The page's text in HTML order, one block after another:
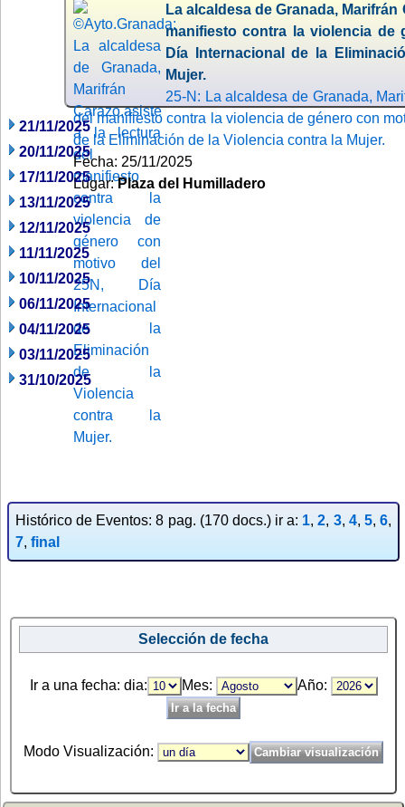
La alcaldesa de Granada,
manifiesto contra la violencia de
Día Internacional de la
Mujer.
25-N: La alcaldesa de Granada,
del manifiesto contra la violencia de género con
de la Eliminación de la Violencia contra la Mujer.
Fecha: 25/11/2025
Lugar:Plaza del Humilladero
21/11/2025
20/11/2025
17/11/2025
13/11/2025
12/11/2025
11/11/2025
10/11/2025
06/11/2025
04/11/2025
03/11/2025
31/10/2025
Histórico de Eventos: 8 pag. (170 docs.) ir a: 1,2, 3, 4, 5,6,
7, final
Selección de fecha
Ir a una fecha: dia: Mes: Año:
Modo Visualización: